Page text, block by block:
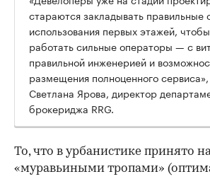
00:00
стараются закладывать правильные
использования первых этажей,
работать сильные операторы — с
правильной инженерией и
размещения полноценного
Светлана Ярова, директор
брокериджа RRG.
То, что в урбанистике принято
«муравьиными тропами»